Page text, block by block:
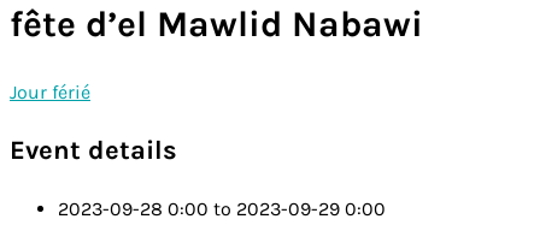
fête d’el Mawlid Nabawi
Jour férié
Event details
2023-09-28 0:00 to 2023-09-29 0:00